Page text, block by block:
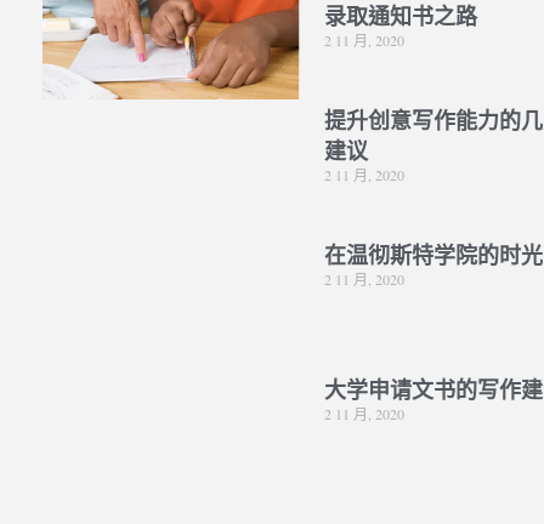
录取通知书之路
2 11 月, 2020
提升创意写作能力的
建议
2 11 月, 2020
在温彻斯特学院的时光
2 11 月, 2020
大学申请文书的写作
2 11 月, 2020